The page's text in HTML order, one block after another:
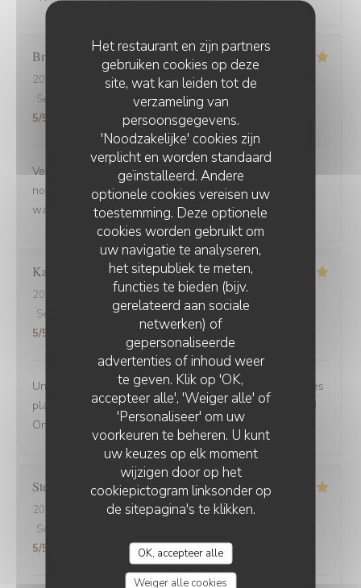
Het restaurant en zijn partners
gebruiken cookies op deze
site, wat kan leiden tot de
verzameling van
persoonsgegevens.
'Noodzakelijke' cookies zijn
verplicht en worden standaard
geïnstalleerd. Andere
optionele cookies vereisen uw
toestemming. Deze optionele
cookies worden gebruikt om
uw navigatie te analyseren,
het sitepubliek te meten,
functies te bieden (bijv.
gerelateerd aan sociale
netwerken) of
gepersonaliseerde
advertenties of inhoud weer
te geven. Klik op 'OK,
accepteer alle', 'Weiger alle' of
'Personaliseer' om uw
voorkeuren te beheren. U kunt
uw keuzes op elk moment
wijzigen door op het
cookiepictogram linksonder op
de sitepagina's te klikken.
OK, accepteer alle
Weiger alle cookies
Brigitte
2025-09-02
- 12:30 - Gasten 3
Service
Atmosfeer:5/5 Keuken:5/5
5/5
Venue avec des amis de Belfort.super bien accueillis,
nous avons beaucoup apprécié la carbonade et le
waterzoi de poissons Nous reviendrons
Karine
2025-08-30
- 21:15 - Gasten 4
Service
Atmosfeer:5/5 Keuken:5/5 Kwaliteit / Prijs
5/5
Une adresse a absolument découvrir ! Une ambiance,des
plats tous délicieux,un personnel attentionné et réactif !!
On reviendra....
Stefano
2025-08-30
- 12:00 - Gasten 6
Service
5/5